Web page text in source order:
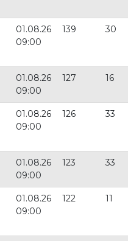
01.08.26
09:00
139 30
01.08.26
09:00
127 16
01.08.26
09:00
126 33
01.08.26
09:00
123 33
01.08.26
09:00
122 11